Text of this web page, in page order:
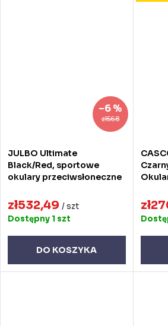
zł568
–6 %
JULBO Ultimate
Black/Red, sportowe
okulary przeciwsłoneczne
zł532,49 / szt
Dostępny 1 szt
DO KOSZYKA